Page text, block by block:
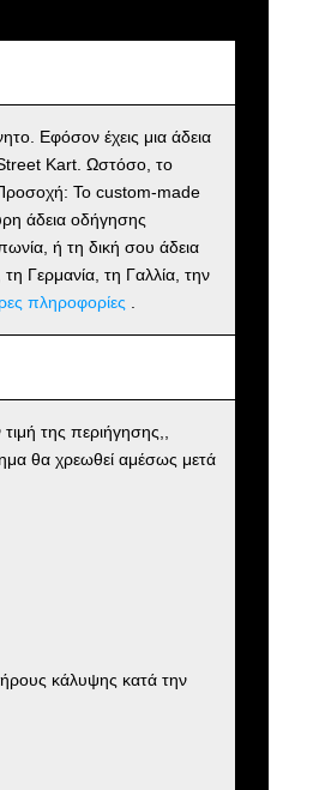
Εφόσον έχεις μια άδεια
Kart. Ωστόσο, το
Προσοχή: Το custom-made
άδεια οδήγησης
ή τη δική σου άδεια
Γερμανία, τη Γαλλία, την
πληροφορίες
της περιήγησης,,
θα χρεωθεί αμέσως μετά
κάλυψης κατά την